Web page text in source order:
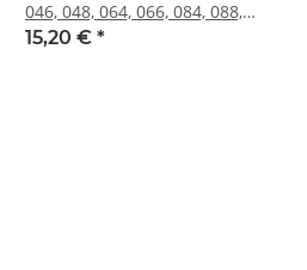
046, 048, 064, 066, 084, 088,
MS440, MS441, MS460, MS640,
15,20 € *